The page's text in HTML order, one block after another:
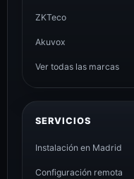
ZKTeco
Akuvox
Ver todas las marcas
SERVICIOS
Instalación en Madrid
Configuración remota